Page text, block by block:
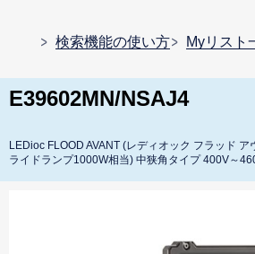
検索機能の使い方 Myリスト
E39602MN/NSAJ4
LEDioc FLOOD AVANT (レディオック フラッド
ライドランプ1000W相当) 中狭角タイプ 400V～